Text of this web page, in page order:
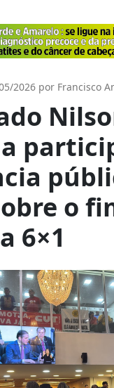
2026 por Francisco
o
6×1